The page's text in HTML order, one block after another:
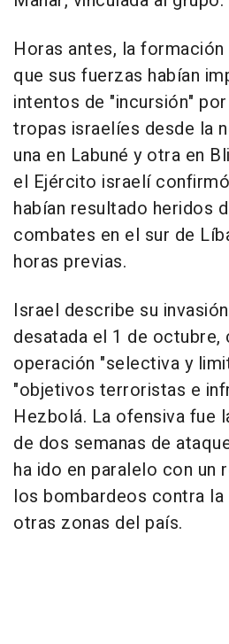
Horas antes, la formación
que sus fuerzas habían
intentos de "incursión"
tropas israelíes desde la
una en Labuné y otra en
el Ejército israelí
habían resultado heridos
combates en el sur de
horas previas.
Israel describe su
desatada el 1 de octubre,
operación "selectiva y
"objetivos terroristas e
Hezbolá. La ofensiva fue
de dos semanas de
ha ido en paralelo con un
los bombardeos contra
otras zonas del país.